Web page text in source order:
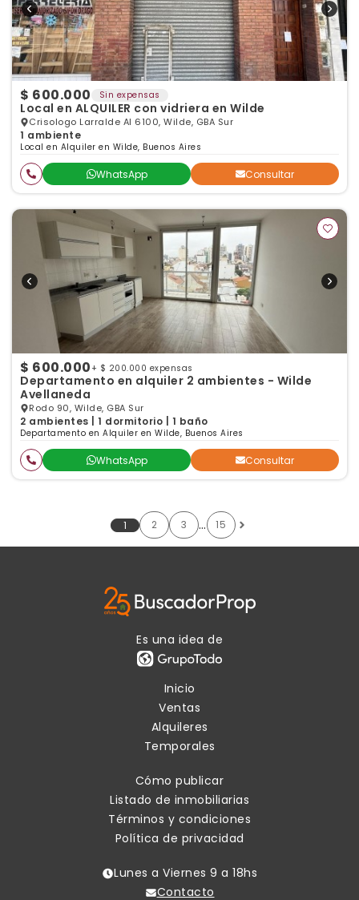
$ 600.000 Sin expensas
Local en ALQUILER con vidriera en Wilde
Crisologo Larralde Al 6100, Wilde, GBA Sur
1 ambiente
Local en Alquiler en Wilde, Buenos Aires
WhatsApp Consultar
$ 600.000 + $ 200.000 expensas
Departamento en alquiler 2 ambientes - Wilde
Avellaneda
Rodo 90, Wilde, GBA Sur
2 ambientes | 1 dormitorio | 1 baño
Departamento en Alquiler en Wilde, Buenos Aires
WhatsApp Consultar
1 2 3 … 15
Es una idea de
Inicio
Ventas
Alquileres
Temporales
Cómo publicar
Listado de inmobiliarias
Términos y condiciones
Política de privacidad
Lunes a Viernes 9 a 18hs
Contacto